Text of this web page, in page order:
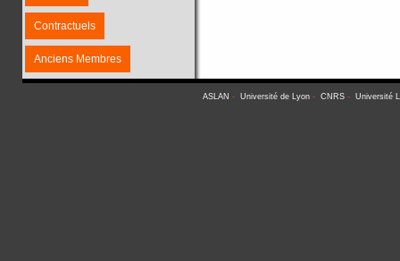
Contractuels
Anciens Membres
ASLAN - Université de Lyon- CNRS- Université